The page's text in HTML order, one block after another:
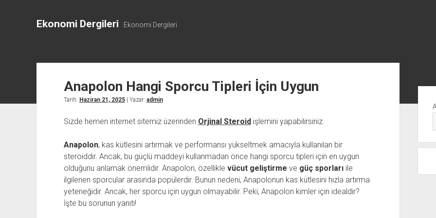
Ekonomi Dergileri Ekonomi Dergileri
Anapolon Hangi Sporcu Tipleri İçin Uygun
Tarih: Haziran 21, 2025| Yazar: admin
Sizde hemen internet sitemiz üzerinden Orjinal Steroidişlemini yapabilirsiniz.
Anapolon, kas kütlesini artırmak ve performansı yükseltmek amacıyla kullanılan bir
steroiddir. Ancak, bu güçlü maddeyi kullanmadan önce hangi sporcu tipleri için en uygun
olduğunu anlamak önemlidir. Anapolon, özellikle vücut geliştirme ve güç sporlarıile
ilgilenen sporcular arasında popülerdir. Bunun nedeni, Anapolonun kas kütlesini hızla artırma
yeteneğidir. Ancak, her sporcu için uygun olmayabilir. Peki, Anapolon kimler için idealdir?
İşte bu sorunun yanıtı!